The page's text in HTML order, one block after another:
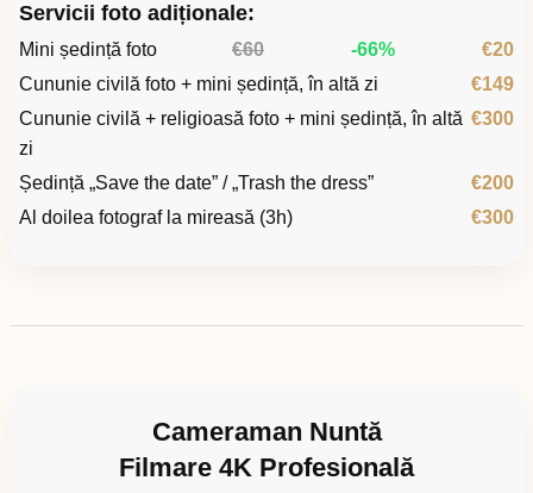
Servicii foto adiționale:
Mini ședință foto €60 -66%
€20
Cununie civilă foto + mini ședință, în altă zi
€149
Cununie civilă + religioasă foto + mini ședință, în altă
zi
€300
Ședință „Save the date” / „Trash the dress”
€200
Al doilea fotograf la mireasă (3h)
€300
Cameraman Nuntă
Filmare 4K Profesională